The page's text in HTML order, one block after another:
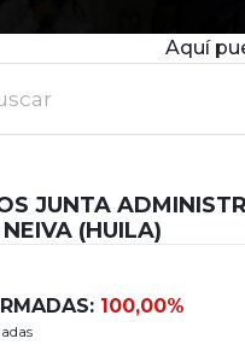
Aquí
JUNTA
(HUILA)
100,00%